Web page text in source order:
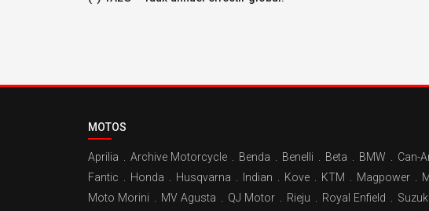
MOTOS
Aprilia Archive Motorcycle Benda Benelli Beta BMW Can-
Fantic
Honda Husqvarna Indian Kove KTM Magpower
Moto Morini
MV Agusta QJ Motor Rieju Royal Enfield Suzuki